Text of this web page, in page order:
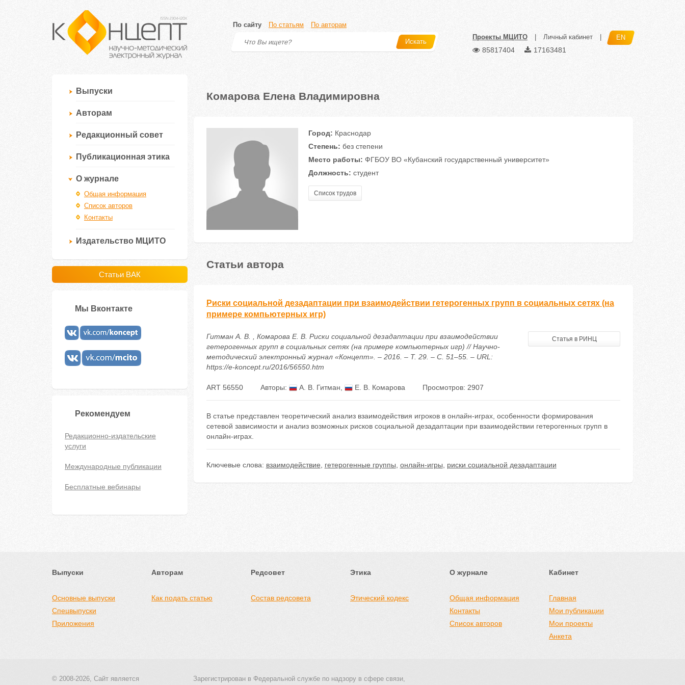
По сайту По статьям По авторам
Искать
Проекты МЦИТО Личный кабинет EN
85817404 17163481
Выпуски
Авторам
Редакционный совет
Публикационная этика
О журнале
Общая информация
Список авторов
Контакты
Издательство МЦИТО
Статьи ВАК
Мы Вконтакте
Рекомендуем
Редакционно-издательские
услуги
Международные публикации
Бесплатные вебинары
Комарова Елена Владимировна
Город: Краснодар
Степень: без степени
Место работы: ФГБОУ ВО «Кубанский государственный университет»
Должность: студент
Список трудов
Статьи автора
Риски социальной дезадаптации при взаимодействии гетерогенных групп в социальных сетях (на
примере компьютерных игр)
Гитман А. В. , Комарова Е. В. Риски социальной дезадаптации при взаимодействии
гетерогенных групп в социальных сетях (на примере компьютерных игр) // Научно-
методический электронный журнал «Концепт». – 2016. – Т. 29. – С. 51–55. – URL:
https://e-koncept.ru/2016/56550.htm
Статья в РИНЦ
ART 56550 Авторы: А. В. Гитман Е. В. Комарова Просмотров: 2907
В статье представлен теоретический анализ взаимодействия игроков в онлайн-играх, особенности формирования
сетевой зависимости и анализ возможных рисков социальной дезадаптации при взаимодействии гетерогенных групп в
онлайн-играх.
Ключевые слова: взаимодействие гетерогенные группы онлайн-игры риски социальной дезадаптации
Выпуски
Основные выпуски
Спецвыпуски
Приложения
Авторам
Как подать статью
Редсовет
Состав редсовета
Этика
Этический кодекс
О журнале
Общая информация
Контакты
Список авторов
Кабинет
Главная
Мои публикации
Мои проекты
Анкета
© 2008-2026, Сайт является
Зарегистрирован в Федеральной службе по надзору в сфере связи,